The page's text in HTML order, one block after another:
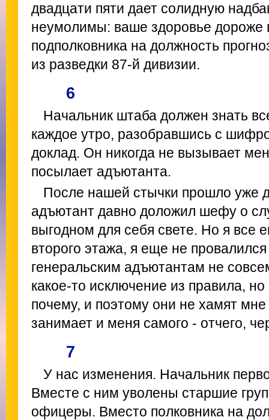
двадцати пяти дает солидную
неумолимы: ваше здоровье дороже
подполковника на должность
из разведки 87-й дивизии.
6
Начальник штаба должен знать
каждое утро, разобравшись с
доклад. Он никогда не вызывает
посылает адъютанта.
После нашей стычки прошло уже
адъютант давно доложил шефу о
выгодном для себя свете. Но я все
второго этажа, я еще не
генеральским адъютантам не
какое-то исключение из правила,
почему, и поэтому они не хамят
занимает и меня самого - отчего,
7
У нас изменения. Начальник
Вместе с ним уволены старшие
офицеры. Вместо полковника на